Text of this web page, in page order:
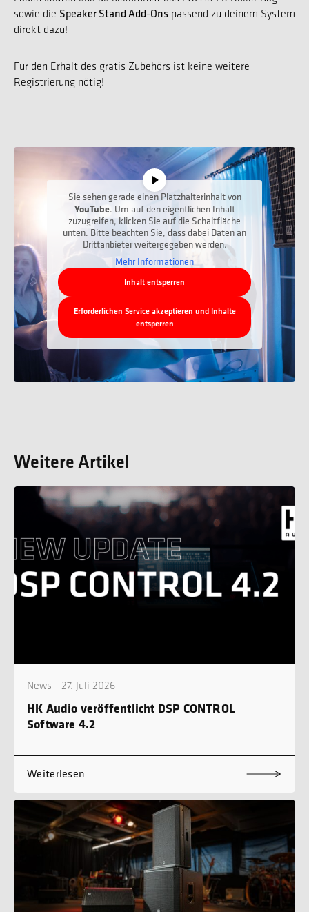
sowie die Speaker Stand Add-Ons passend zu deinem System
direkt dazu!
Für den Erhalt des gratis Zubehörs ist keine weitere
Registrierung nötig!
Sie sehen gerade einen Platzhalterinhalt von
YouTube. Um auf den eigentlichen Inhalt
zuzugreifen, klicken Sie auf die Schaltfläche
unten. Bitte beachten Sie, dass dabei Daten an
Drittanbieter weitergegeben werden.
Mehr Informationen
Inhalt entsperren
Erforderlichen Service akzeptieren und Inhalte
entsperren
Weitere Artikel
News - 27. Juli 2026
HK Audio veröffentlicht DSP CONTROL
Software 4.2
Weiterlesen